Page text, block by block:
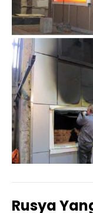
Rusya